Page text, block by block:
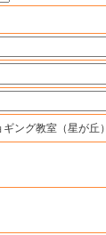
ング教室（星が丘